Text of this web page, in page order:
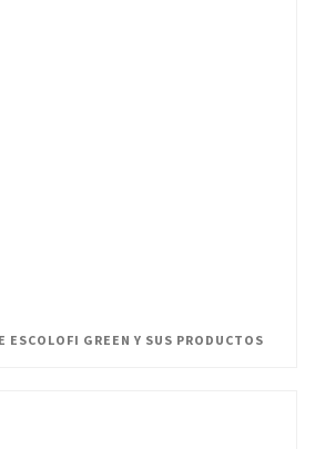
ESCOLOFI GREEN Y SUS PRODUCTOS